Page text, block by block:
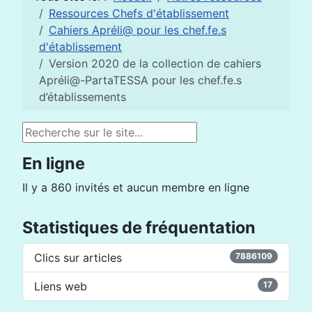
Ressources Chefs d'établissement
Cahiers Apréli@ pour les chef.fe.s
d'établissement
Version 2020 de la collection de cahiers
Apréli@-PartaTESSA pour les chef.fe.s
d’établissements
Rechercher
En ligne
Il y a 860 invités et aucun membre en ligne
Statistiques de fréquentation
Clics sur articles 7886109
Liens web 17